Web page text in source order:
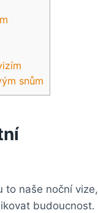
snům
to naše noční vize,
budoucnost.